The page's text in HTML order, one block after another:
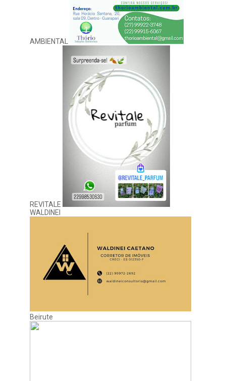
AMBIENTAL
REVITALE
WALDINEI
Beirute